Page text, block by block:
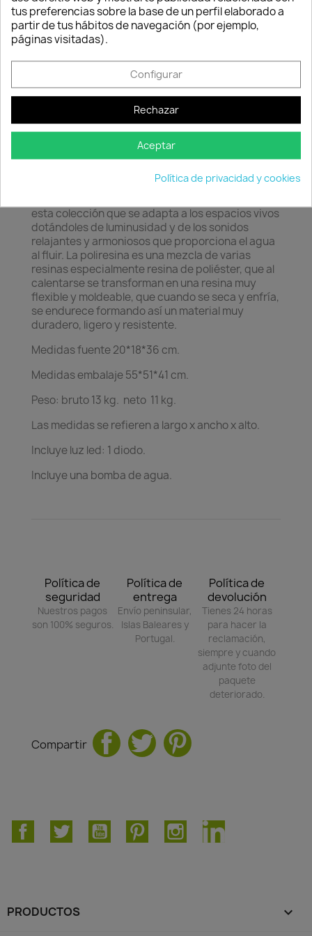
Descripción Detalles del producto
esta colección que se adapta a los espacios vivos
dotándoles de luminusidad y de los sonidos
relajantes y armoniosos que proporciona el agua
al fluir. La poliresina es una mezcla de varias
resinas especialmente resina de poliéster, que al
calentarse se transforman en una resina muy
flexible y moldeable, que cuando se seca y enfría,
se endurece formando así un material muy
duradero, ligero y resistente.
Medidas fuente 20*18*36 cm.
Medidas embalaje 55*51*41 cm.
Peso: bruto 13 kg. neto 11 kg.
Las medidas se refieren a largo x ancho x alto.
Incluye luz led: 1 diodo.
Incluye una bomba de agua.
Política de
seguridad
Nuestros pagos
son 100% seguros.
Política de
entrega
Envío peninsular,
Islas Baleares y
Portugal.
Política de
devolución
Tienes 24 horas
para hacer la
reclamación,
siempre y cuando
adjunte foto del
paquete
deteriorado.
Compartir
FacebookTwitter YouTube PinterestInstagramLinkedIn
PRODUCTOS 
tus preferencias sobre la base de un perfil elaborado a
partir de tus hábitos de navegación (por ejemplo,
páginas visitadas).
Configurar
Rechazar
Aceptar
Política de privacidad y cookies
Consentimiento de cookies